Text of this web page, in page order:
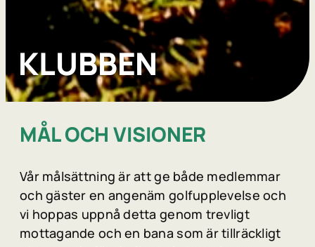
KLUBBEN
MÅL OCH VISIONER
Vår målsättning är att ge både medlemmar
och gäster en angenäm golfupplevelse och
vi hoppas uppnå detta genom trevligt
mottagande och en bana som är tillräckligt